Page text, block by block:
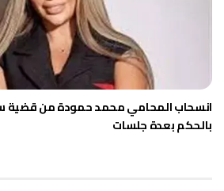
انسحاب المحامي محمد حمودة من قضية
بالحكم بعدة جلسات